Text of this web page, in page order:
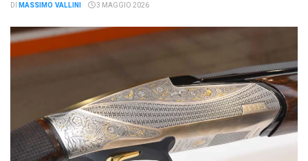
DI MASSIMO VALLINI 3 MAGGIO 2026